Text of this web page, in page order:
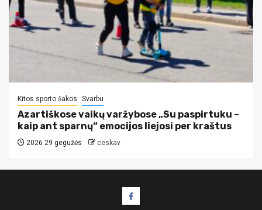
Kitos sporto šakos Svarbu
Azartiškose vaikų varžybose „Su paspirtuku –
kaip ant sparnų“ emocijos liejosi per kraštus
2026 29 gegužės ceskav
Facebook